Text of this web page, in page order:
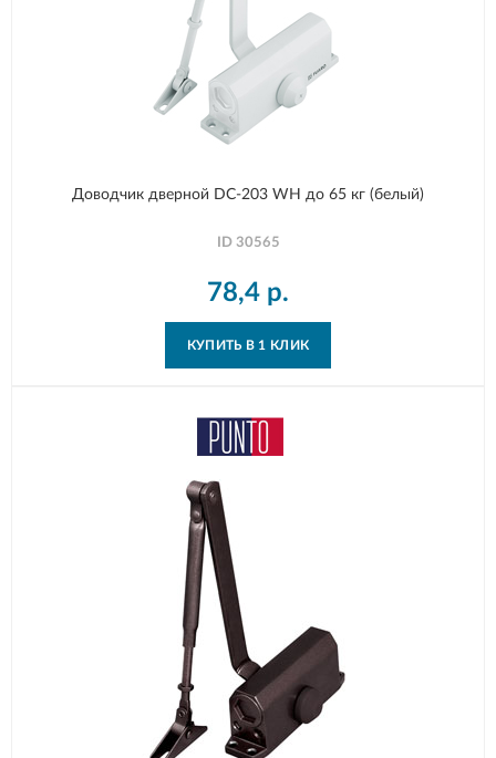
Доводчик дверной DC-203 WH до 65 кг (белый)
ID 30565
78,4 р.
КУПИТЬ В 1 КЛИК